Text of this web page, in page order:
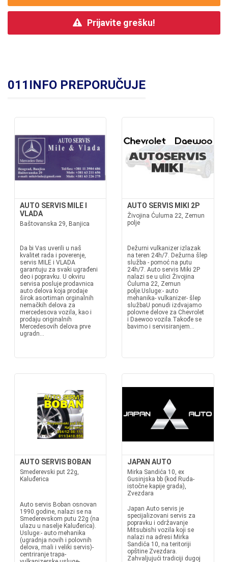
Prijavite grešku!
011INFO PREPORUČUJE
AUTO SERVIS MILE I
VLADA
Baštovanska 29, Banjica
Da bi Vas uverili u naš
kvalitet rada i poverenje,
servis MILE i VLADA
garantuju za svaki ugrađeni
deo i popravku. U okviru
servisa posluje prodavnica
auto delova koja prodaje
širok asortiman orginalnih
nemačkih delova za
mercedesova vozila, kao i
prodaju originalnih
Mercedesovih delova prve
ugradn...
AUTO SERVIS MIKI 2P
Živojina Ćuluma 22, Zemun
polje
Dežurni vulkanizer izlazak
na teren 24h/7. Dežurna šlep
služba - pomoć na putu
24h/7. Auto servis Miki 2P
nalazi se u ulici Živojina
Ćuluma 22, Zemun
polje.Usluge:- auto
mehanika- vulkanizer- šlep
službaU ponudi izdvajamo
polovne delove za Chevrolet
i Daewoo vozila.Takođe se
bavimo i servisiranjem...
AUTO SERVIS BOBAN
Smederevski put 22g,
Kaluđerica
Auto servis Boban osnovan
1990.godine, nalazi se na
Smederevskom putu 22g (na
ulazu u naselje Kaluđerica).
Usluge:- auto mehanika
(ugradnja novih i polovnih
delova, mali i veliki servis)-
centriranje trapa-
JAPAN AUTO
Mirka Sandića 10, ex
Gusinjska bb (kod Ruda-
istočne kapije grada),
Zvezdara
Japan Auto servis je
specijalizovani servis za
popravku i održavanje
Mitsubishi vozila koji se
nalazi na adresi Mirka
Sandića 10, na teritoriji
opštine Zvezdara.
Zahvaljujući tradiciji dugoj